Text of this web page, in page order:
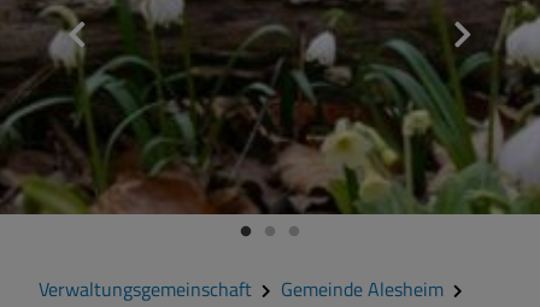
Aktuelles
Verwaltungsgemeinschaft
Gemeinde Alesheim
Verwaltungsgemeinschaft
Gemeinde Alesheim